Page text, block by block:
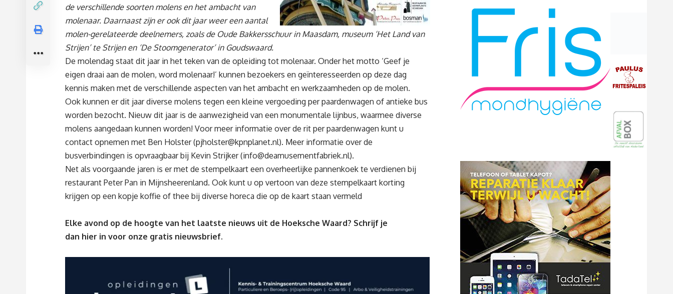
de verschillende soorten molens en het ambacht van
molenaar. Daarnaast zijn er ook dit jaar weer een aantal
molen-gerelateerde deelnemers, zoals de Oude Bakkersschuur in Maasdam, museum ‘Het Land van
Strijen’ te Strijen en ‘De Stoomgenerator’ in Goudswaard.
De molendag staat dit jaar in het teken van de opleiding tot molenaar. Onder het motto ‘Geef je
eigen draai aan de molen, word molenaar!’ kunnen bezoekers en geïnteresseerden op deze dag
kennis maken met de verschillende aspecten van het ambacht en werkzaamheden op de molen.
Ook kunnen er dit jaar diverse molens tegen een kleine vergoeding per paardenwagen of antieke bus
worden bezocht. Nieuw dit jaar is de aanwezigheid van een monumentale lijnbus, waarmee diverse
molens aangedaan kunnen worden! Voor meer informatie over de rit per paardenwagen kunt u
contact opnemen met Ben Holster (pjholster@kpnplanet.nl). Meer informatie over de
busverbindingen is opvraagbaar bij Kevin Strijker (info@deamusementfabriek.nl).
Net als voorgaande jaren is er met de stempelkaart een overheerlijke pannenkoek te verdienen bij
restaurant Peter Pan in Mijnsheerenland. Ook kunt u op vertoon van deze stempelkaart korting
krijgen op een kopje koffie of thee bij diverse horeca die op de kaart staan vermeld
Elke avond op de hoogte van het laatste nieuws uit de Hoeksche Waard? Schrijf je
dan hier in voor onze gratis nieuwsbrief.